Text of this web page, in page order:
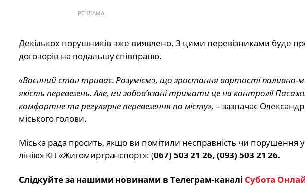
РЕКЛАМА
Декількох порушників вже виявлено. З цими перевізниками буде
договорів на подальшу співпрацю.
«Воєнний стан триває. Розуміємо, що зростання вартості
якість перевезень. Але, ми зобов’язані тримати це на контролі!
комфортне та регулярне перевезення по місту», – зазначає
міського голови.
Міська рада просить, якщо ви помітили несправність чи порушення
лінію» КП «Житомиртранспорт»: (067) 503 21 26, (093) 503 21 26.
Слідкуйте за нашими новинами в Телеграм-каналі Субота